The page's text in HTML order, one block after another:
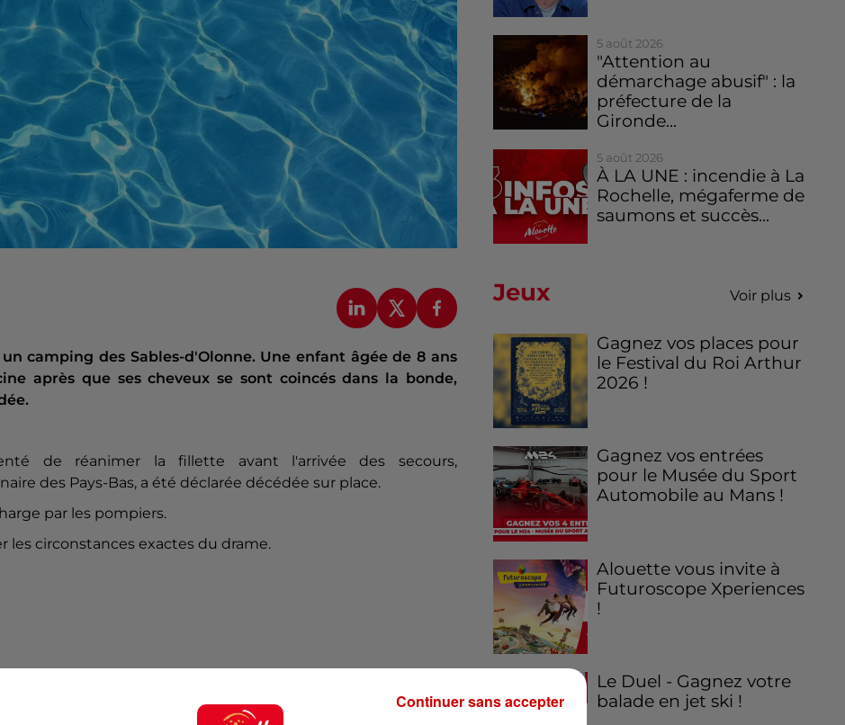
camping des Sables-d'Olonne. Une enfant âgée de 8 ans
après que ses cheveux se sont coincés dans la bonde,
de réanimer la fillette avant l'arrivée des secours,
des Pays-Bas, a été déclarée décédée sur place.
par les pompiers.
circonstances exactes du drame.
5 août 2026
"Attention au
démarchage abusif" : la
préfecture de la
Gironde...
5 août 2026
À LA UNE : incendie à La
Rochelle, mégaferme de
saumons et succès...
Jeux Voir plus
Gagnez vos places pour
le Festival du Roi Arthur
2026 !
Gagnez vos entrées
pour le Musée du Sport
Automobile au Mans !
Alouette vous invite à
Futuroscope Xperiences
!
Le Duel - Gagnez votre
balade en jet ski !
Continuer sans accepter